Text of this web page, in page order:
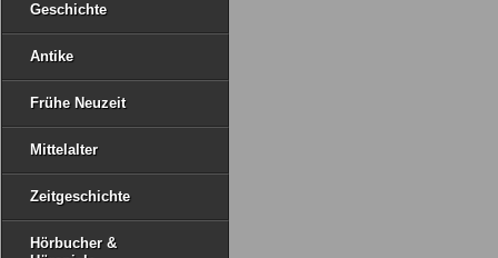
Geschichte
Antike
Frühe Neuzeit
Mittelalter
Zeitgeschichte
Hörbucher &